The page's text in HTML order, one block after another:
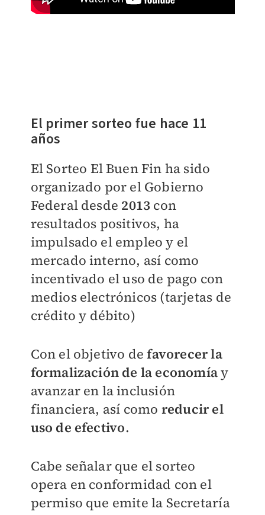
El primer sorteo fue hace 11
años
El Sorteo El Buen Fin ha sido
organizado por el Gobierno
Federal desde 2013 con
resultados positivos, ha
impulsado el empleo y el
mercado interno, así como
incentivado el uso de pago con
medios electrónicos (tarjetas de
crédito y débito)
Con el objetivo de favorecer la
formalización de la economíay
avanzar en la inclusión
financiera, así como reducir el
uso de efectivo.
Cabe señalar que el sorteo
opera en conformidad con el
permiso que emite la Secretaría